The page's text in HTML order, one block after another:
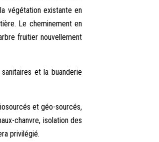
végétation existante en
Le cheminement en
fruitier nouvellement
et la buanderie
et géo-sourcés,
chanvre, isolation des
privilégié.